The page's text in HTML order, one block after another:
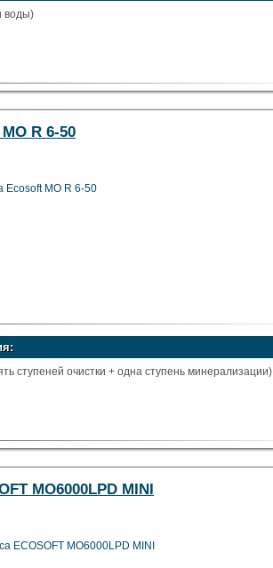
воды)
R 6-50
Ecosoft MO R 6-50
ступеней очистки + одна ступень минерализации)
MO6000LPD MINI
ECOSOFT MO6000LPD MINI